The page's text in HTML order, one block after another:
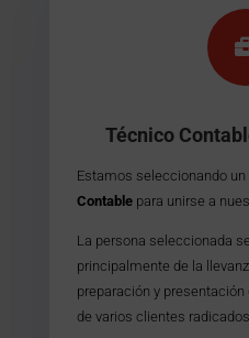
Técnico
Estamos seleccionando un
Contable para unirse a
La persona seleccionada
principalmente de la
preparación y
de varios clientes